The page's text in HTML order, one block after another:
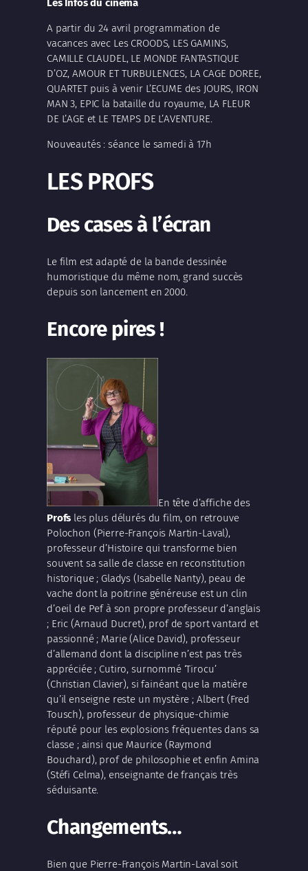
Les Infos du cinéma
A partir du 24 avril programmation de
vacances avec Les CROODS, LES GAMINS,
CAMILLE CLAUDEL, LE MONDE FANTASTIQUE
D’OZ, AMOUR ET TURBULENCES, LA CAGE DOREE,
QUARTET puis à venir L’ECUME des JOURS, IRON
MAN 3, EPIC la bataille du royaume, LA FLEUR
DE L’AGE et LE TEMPS DE L’AVENTURE.
Nouveautés : séance le samedi à 17h
LES PROFS
Des cases à l’écran
Le film est adapté de la bande dessinée
humoristique du même nom, grand succès
depuis son lancement en 2000.
Encore pires !
En tête d’affiche des
Profs les plus délurés du film, on retrouve
Polochon (Pierre-François Martin-Laval),
professeur d’Histoire qui transforme bien
souvent sa salle de classe en reconstitution
historique ; Gladys (Isabelle Nanty), peau de
vache dont la poitrine généreuse est un clin
d’oeil de Pefà son propre professeur d’anglais
; Eric (Arnaud Ducret), prof de sport vantard et
passionné ; Marie (Alice David), professeur
d’allemand dont la discipline n’est pas très
appréciée ; Cutiro, surnommé ‘Tirocu’
(Christian Clavier), si fainéant que la matière
qu’il enseigne reste un mystère ; Albert (Fred
Tousch), professeur de physique-chimie
réputé pour les explosions fréquentes dans sa
classe ; ainsi que Maurice (Raymond
Bouchard), prof de philosophie et enfin Amina
(Stéfi Celma), enseignante de français très
séduisante.
Changements…
Bien que Pierre-François Martin-Lavalsoit